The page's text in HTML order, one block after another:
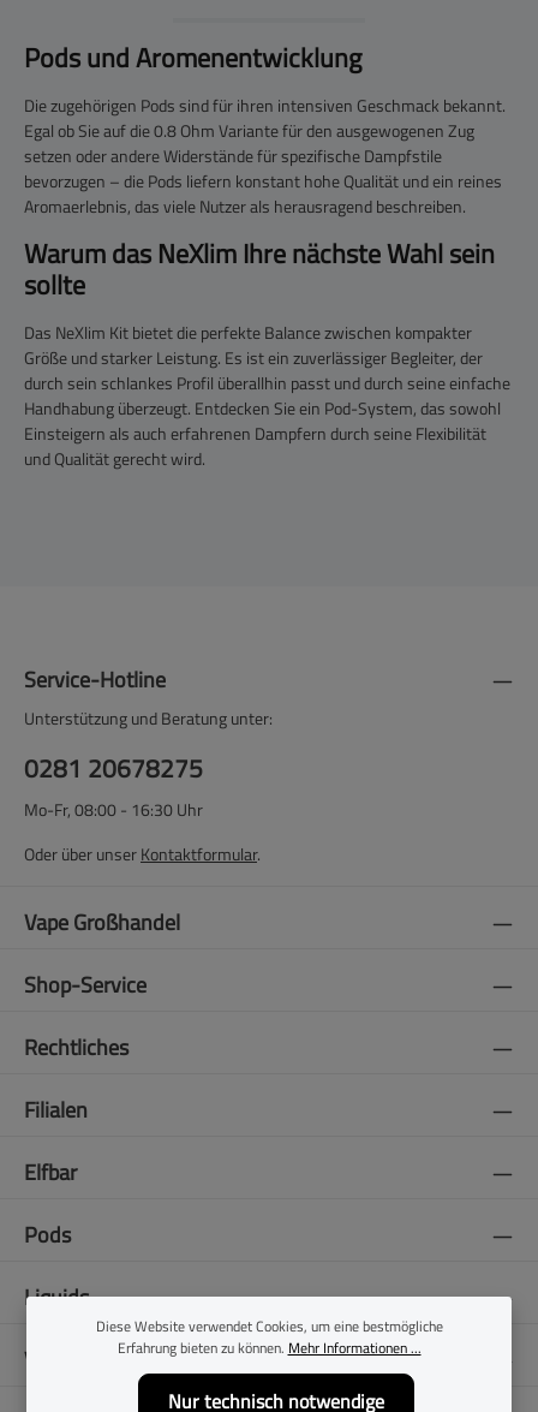
Pods und Aromenentwicklung
Die zugehörigen Pods sind für ihren intensiven Geschmack bekannt.
Egal ob Sie auf die 0.8 Ohm Variante für den ausgewogenen Zug
setzen oder andere Widerstände für spezifische Dampfstile
bevorzugen – die Pods liefern konstant hohe Qualität und ein reines
Aromaerlebnis, das viele Nutzer als herausragend beschreiben.
Warum das NeXlim Ihre nächste Wahl sein
sollte
Das NeXlim Kit bietet die perfekte Balance zwischen kompakter
Größe und starker Leistung. Es ist ein zuverlässiger Begleiter, der
durch sein schlankes Profil überallhin passt und durch seine einfache
Handhabung überzeugt. Entdecken Sie ein Pod-System, das sowohl
Einsteigern als auch erfahrenen Dampfern durch seine Flexibilität
und Qualität gerecht wird.
Service-Hotline
Unterstützung und Beratung unter:
0281 20678275
Mo-Fr, 08:00 - 16:30 Uhr
Oder über unserKontaktformular.
Vape Großhandel
Shop-Service
Rechtliches
Filialen
Elfbar
Pods
Liquids
Vapes
Diese Website verwendet Cookies, um eine bestmögliche
Erfahrung bieten zu können. Mehr Informationen ...
Nur technisch notwendige